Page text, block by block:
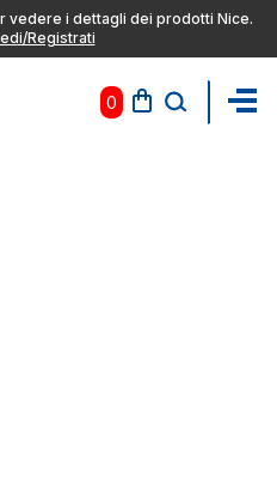
vedere i dettagli dei prodotti Nice.
Registrati
0